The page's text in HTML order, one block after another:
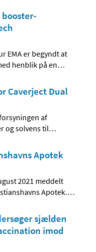
booster-
EMA er begyndt at
henblik på en…
Caverject Dual
af
og solvens til…
Apotek
2021 meddelt
Apotek.…
sjælden
imod